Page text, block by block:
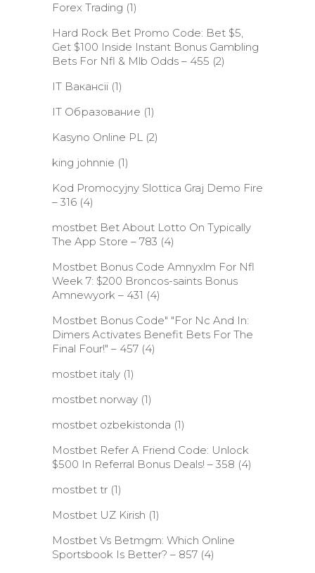
Forex Trading (1)
Hard Rock Bet Promo Code: Bet $5,
Get $100 Inside Instant Bonus Gambling
Bets For Nfl & Mlb Odds – 455 (2)
IT Вакансії(1)
IT Образование (1)
Kasyno Online PL (2)
king johnnie (1)
Kod Promocyjny Slottica Graj Demo Fire
– 316 (4)
‎mostbet Bet About Lotto On Typically
The App Store – 783 (4)
Mostbet Bonus Code Amnyxlm For Nfl
Week 7: $200 Broncos-saints Bonus
Amnewyork – 431 (4)
Mostbet Bonus Code" "For Nc And In:
Dimers Activates Benefit Bets For The
Final Four!" – 457 (4)
mostbet italy (1)
mostbet norway (1)
mostbet ozbekistonda (1)
Mostbet Refer A Friend Code: Unlock
$500 In Referral Bonus Deals! – 358 (4)
mostbet tr (1)
Mostbet UZ Kirish (1)
Mostbet Vs Betmgm: Which Online
Sportsbook Is Better? – 857 (4)